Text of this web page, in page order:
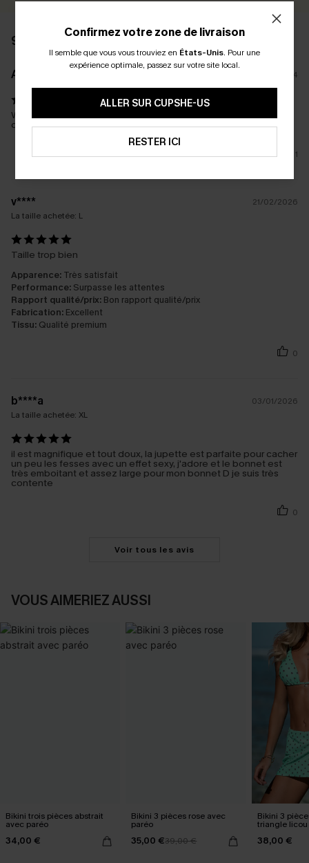
9 AVIS
A****h 05/12/2024
Wouah, trop beau ce maillot ! J'adore la couleur marron et le
décolleté faire tomber par terre. Un vrai petit bijou pour l'été.
1
v****
21/02/2026
La taille achetée: L
Taille trop bien
Apparence: Très satisfait
Performance: Surpasse les attentes
Rapport qualité/prix: Bon rapport qualité/prix
Fabrication: Excellent
Tissu: Qualité premium
0
b****a
03/01/2026
La taille achetée: XL
il est magnifique et tout doux, la jupette est parfaite pour cacher
un peu les fesses avec un effet sexy, j'adore et le bonnet est
très emboitant et assez large pour mon bonnet D je suis très
contente
0
Voir tous les avis
VOUS AIMERIEZ AUSSI
Bikini trois pièces abstrait
avec paréo
34,00 €
Bikini 3 pièces rose avec
paréo
35,00 €39,00 €
Bikini 3
triangle licou
38,00 €
Confirmez votre zone de livraison
Il semble que vous vous trouviez en États-Unis. Pour une
expérience optimale, passez sur votre site local.
ALLER SUR CUPSHE-US
RESTER ICI